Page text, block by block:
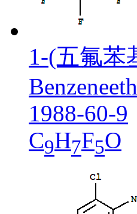
1-(五氟苯
1988-60-9
C9H7F5O